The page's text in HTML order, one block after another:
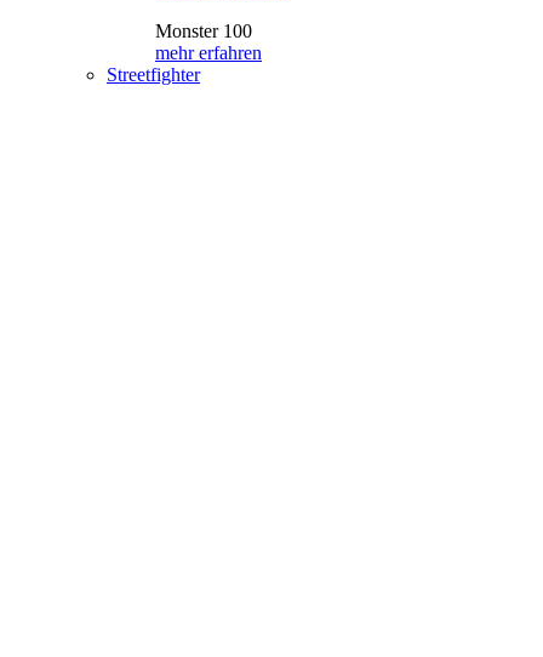
Monster 100
mehr erfahren
Streetfighter